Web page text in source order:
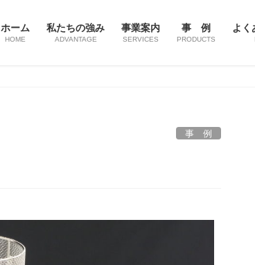
ホーム
HOME
私たちの強み
ADVANTAGE
事業案内
SERVICES
事 例
PRODUCTS
よく
事 例